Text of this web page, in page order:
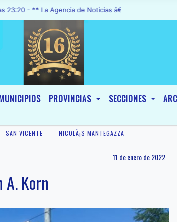
La Agencia de Noticias â€œA1 Noticiasâ€, fue
PROVINCIAS SECCIONES
SAN VICENTE NICOLÃ¡S MANTEGAZZA
11 de enero de 2022
A. Korn